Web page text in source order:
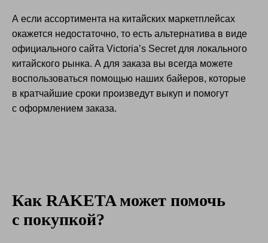
А если ассортимента на китайских маркетплейсах
окажется недостаточно, то есть альтернатива в виде
официального сайта Victoria’s Secret для локального
китайского рынка. А для заказа вы всегда можете
воспользоваться помощью наших байеров, которые
в кратчайшие сроки произведут выкуп и помогут
с оформлением заказа.
Как RAKETA может помочь
с покупкой?
Наши байеры помогут тебе! Заполни форму
и прикрепи ссылку на товар, втечение часа с тобой
Узнать подробнее